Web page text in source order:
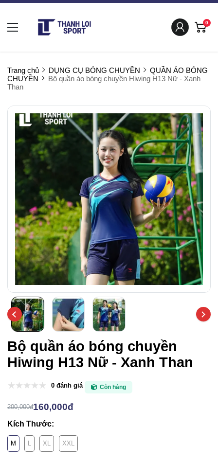
0
Trang chủ DỤNG CỤ BÓNG CHUYỀN
QUẦN ÁO BÓNG
CHUYỀN
Bộ quần áo bóng chuyền Hiwing H13 Nữ - Xanh
Than
Bộ quần áo bóng chuyền
Hiwing H13 Nữ - Xanh Than
0 đánh giá Còn hàng
200,000đ160,000đ
Kích Thước:
M L XL XXL